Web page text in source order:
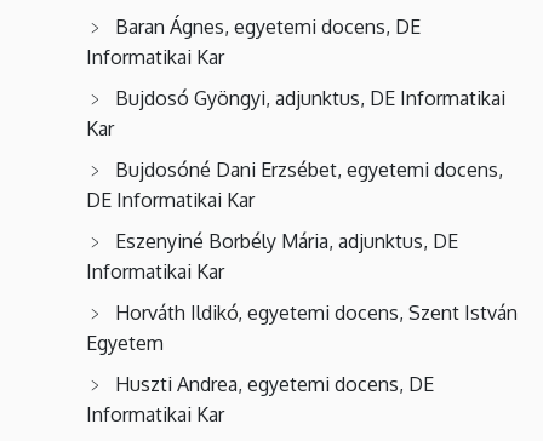
Baran Ágnes, egyetemi docens, DE
Informatikai Kar
Bujdosó Gyöngyi, adjunktus, DE Informatikai
Kar
Bujdosóné Dani Erzsébet, egyetemi docens,
DE Informatikai Kar
Eszenyiné Borbély Mária, adjunktus, DE
Informatikai Kar
Horváth Ildikó, egyetemi docens, Szent István
Egyetem
Huszti Andrea, egyetemi docens, DE
Informatikai Kar